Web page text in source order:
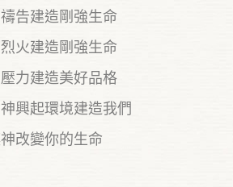
告建造剛強生命
火建造剛強生命
力建造美好品格
興起環境建造我們
改變你的生命